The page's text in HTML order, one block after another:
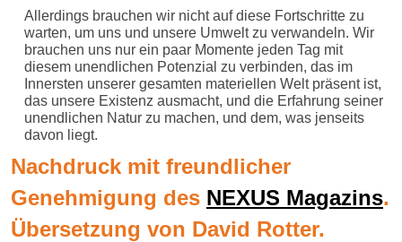
Allerdings brauchen wir nicht auf diese Fortschritte zu
warten, um uns und unsere Umwelt zu verwandeln. Wir
brauchen uns nur ein paar Momente jeden Tag mit
diesem unendlichen Potenzial zu verbinden, das im
Innersten unserer gesamten materiellen Welt präsent ist,
das unsere Existenz ausmacht, und die Erfahrung seiner
unendlichen Natur zu machen, und dem, was jenseits
davon liegt.
Nachdruck mit freundlicher
Genehmigung des NEXUS Magazins.
Übersetzung von David Rotter.